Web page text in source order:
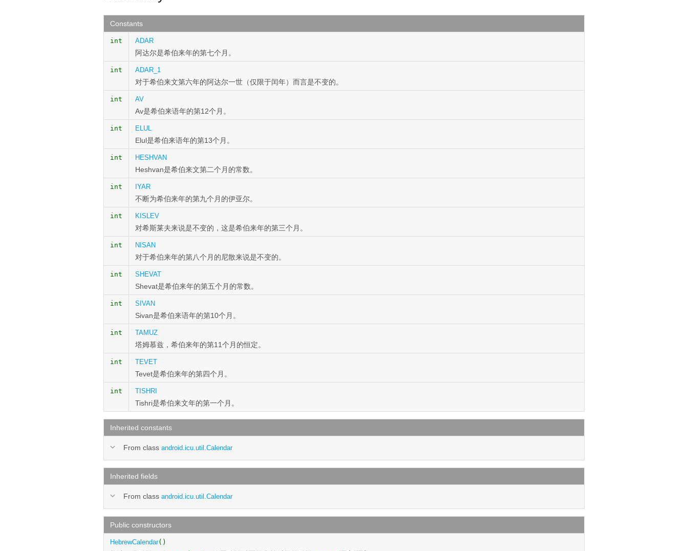
Constants
int ADAR
阿达尔是希伯来年的第七个月。
int ADAR_1
对于希伯来文第六年的阿达尔一世（仅限于闰年）而言是不变的。
int AV
Av是希伯来语年的第12个月。
int ELUL
Elul是希伯来语年的第13个月。
int HESHVAN
Heshvan是希伯来文第二个月的常数。
int IYAR
不断为希伯来年的第九个月的伊亚尔。
int KISLEV
对希斯莱夫来说是不变的，这是希伯来年的第三个月。
int NISAN
对于希伯来年的第八个月的尼散来说是不变的。
int SHEVAT
Shevat是希伯来年的第五个月的常数。
int SIVAN
Sivan是希伯来语年的第10个月。
int TAMUZ
塔姆慕兹，希伯来年的第11个月的恒定。
int TEVET
Tevet是希伯来年的第四个月。
int TISHRI
Tishri是希伯来文年的第一个月。
Inherited constants
From class android.icu.util.Calendar
Inherited fields
From class android.icu.util.Calendar
Public constructors
HebrewCalendar()